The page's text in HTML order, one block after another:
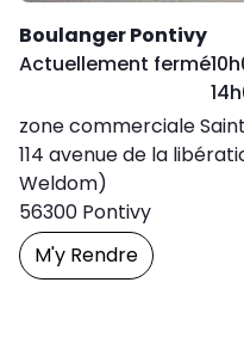
Boulanger Pontivy
Actuellement fermé
zone commerciale
114 avenue de la
Weldom)
56300 Pontivy
M'y Rendre
Prendre Un